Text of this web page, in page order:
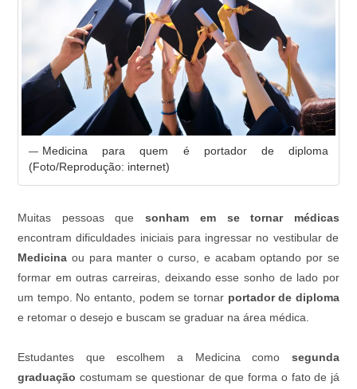
Medicina para quem é portador de diploma
(Foto/Reprodução: internet)
Muitas pessoas quesonham em se tornar médicas
encontram dificuldades iniciais para ingressar no vestibular de
Medicina ou para manter o curso, e acabam optando por se
formar em outras carreiras, deixando esse sonho de lado por
um tempo. No entanto, podem se tornar portador de diploma
e retomar o desejo e buscam se graduar na área médica.
Estudantes que escolhem a Medicina como segunda
graduação costumam se questionar de que forma o fato de já